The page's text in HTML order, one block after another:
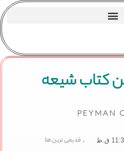
کتاب شیعه
PEYMAN
ق.ظ , قدیمی ترین ها